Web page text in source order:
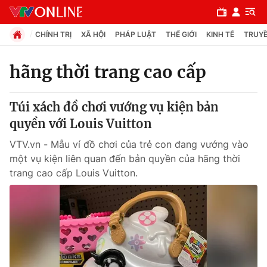
Chuyên mục
Chính trị
Xã hội
Pháp luật
Thế giới
CHÍNH TRỊ XÃ HỘI PHÁP LUẬT THẾ GIỚI KINH TẾ
hãng thời trang cao cấp
Túi xách đồ chơi vướng vụ kiện bản
quyền với Louis Vuitton
VTV.vn - Mẫu ví đồ chơi của trẻ con đang vướng vào
một vụ kiện liên quan đến bản quyền của hãng thời
trang cao cấp Louis Vuitton.